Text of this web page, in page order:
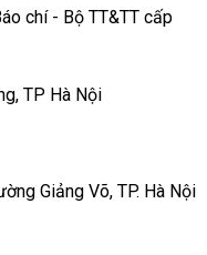
chí - Bộ TT&TT cấp
TP Hà Nội
Giảng Võ, TP. Hà Nội